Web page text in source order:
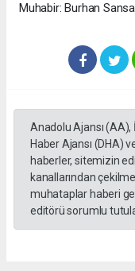
Muhabir: Burhan
Anadolu Ajansı (AA),
Haber Ajansı (DHA)
haberler, sitemizin
kanallarından
muhataplar haberi
editörü sorumlu